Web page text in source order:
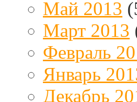
Май 2013
Март 2013
Февраль
Январь
Декабрь